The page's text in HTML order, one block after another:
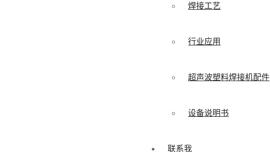
焊接工艺
行业应用
超声波塑料焊接机配件
设备说明书
联系我